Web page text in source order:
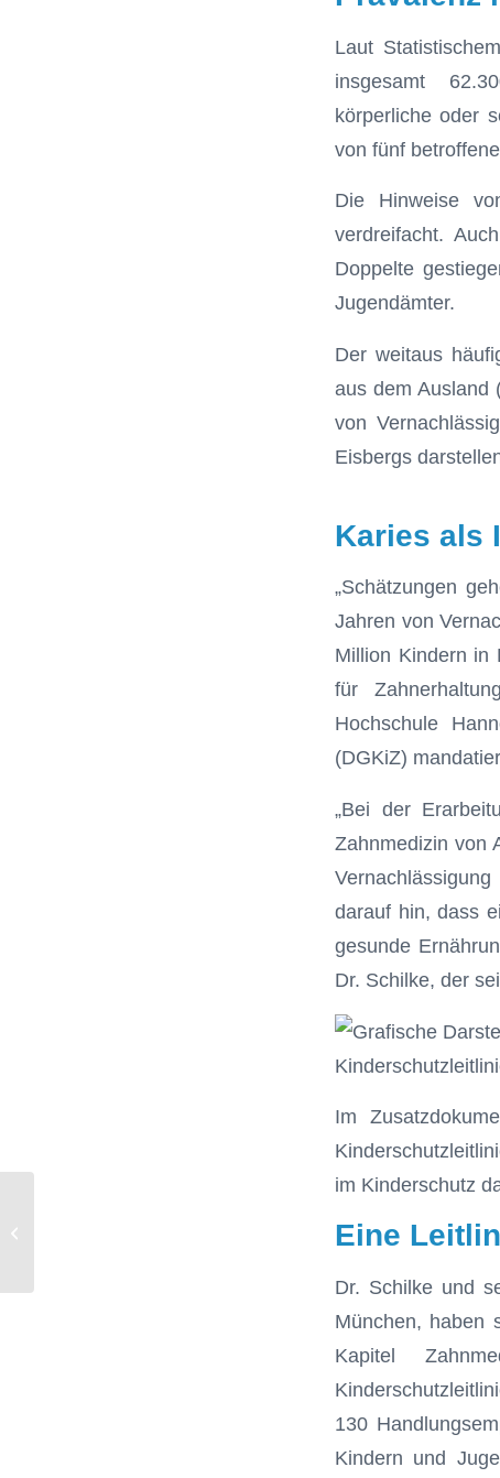
Laut
insgesamt
körperliche oder
von fünf
Die Hinweise
verdreifacht.
Doppelte
Jugendämter.
Der weitaus
aus dem Ausland
von
Eisbergs
Karies als
„Schätzungen
Jahren von
Million Kindern in
für
Hochschule
(DGKiZ)
„Bei der
Zahnmedizin von
darauf hin, dass
gesunde
Dr. Schilke, der
Im
im Kinderschutz
Eine
Dr. Schilke und
München, haben
Kapitel
130
Kindern und